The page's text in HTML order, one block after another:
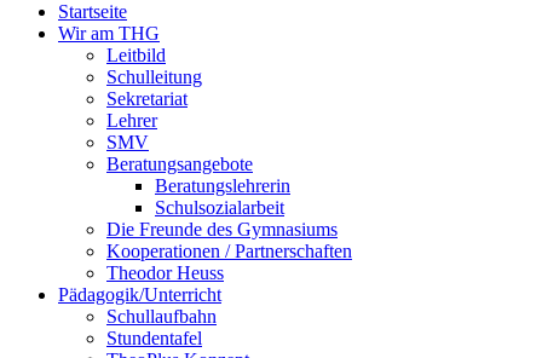
Startseite
Wir am THG
Leitbild
Schulleitung
Sekretariat
Lehrer
SMV
Beratungsangebote
Beratungslehrerin
Schulsozialarbeit
Die Freunde des Gymnasiums
Kooperationen / Partnerschaften
Theodor Heuss
Pädagogik/Unterricht
Schullaufbahn
Stundentafel